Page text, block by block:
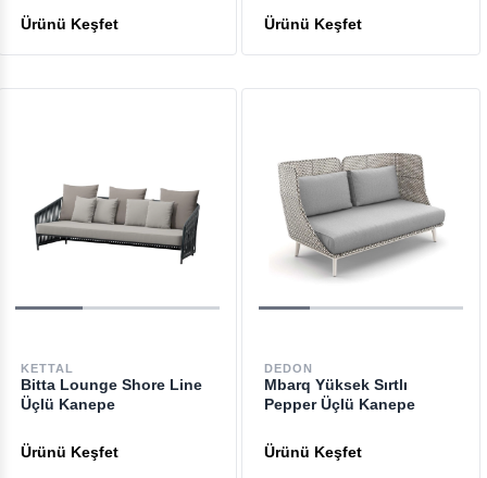
KETTAL
Bitta Lounge Shore Line
Üçlü Kanepe
DEDON
Mbarq Yüksek Sırtlı
Pepper Üçlü Kanepe